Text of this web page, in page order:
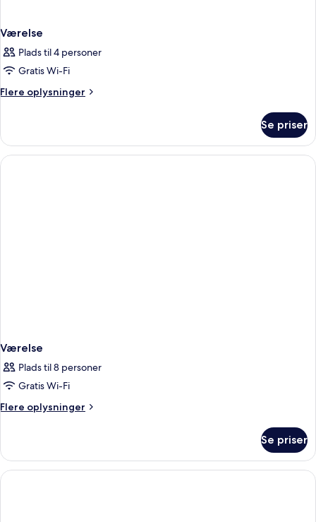
Værelse
Plads til 4 personer
Gratis Wi-Fi
Flere oplysninger
Flere
Se priser
Værelse
Plads til 8 personer
Gratis Wi-Fi
Flere oplysninger
Flere
Se priser